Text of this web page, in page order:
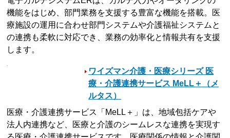
機能をはじめ、部門業務を支援する豊富な機能を搭載。医
療施設の運用に合わせ部門システムや介護福祉システムと
の連携も柔軟に対応でき、業務の効率化と情報共有を支援
します。
ワイズマン介護・医療シリーズ 医
療・介護連携サービス MeLL＋（メ
ルタス）
医療・介護連携サービス「MeLL＋」は、地域包括ケアや
法人内連携など、医療と介護のシームレスな連携を実現す